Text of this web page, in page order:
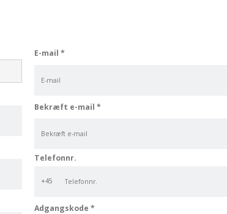
E-mail *
Bekræft e-mail *
Telefonnr.
+45
Adgangskode *